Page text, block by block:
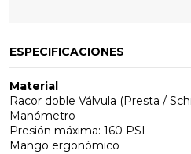
ESPECIFICACIONES
Material
Racor doble Válvula (Presta /
Manómetro
Presión máxima: 160 PSI
Mango ergonómico